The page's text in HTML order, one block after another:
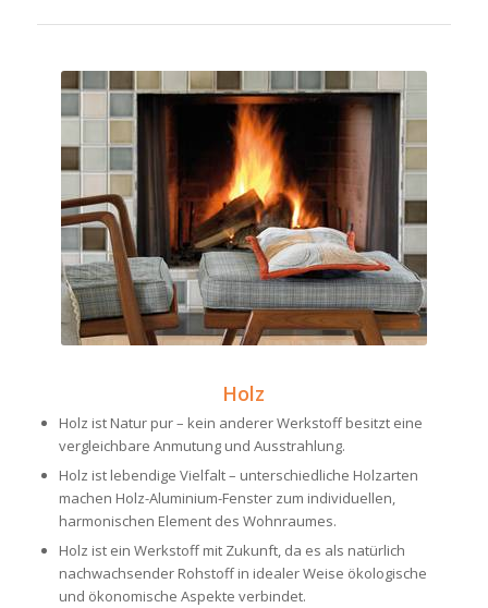
Holz
Holz ist Natur pur – kein anderer Werkstoff besitzt eine
vergleichbare Anmutung und Ausstrahlung.
Holz ist lebendige Vielfalt – unterschiedliche Holzarten
machen Holz-Aluminium-Fenster zum individuellen,
harmonischen Element des Wohnraumes.
Holz ist ein Werkstoff mit Zukunft, da es als natürlich
nachwachsender Rohstoff in idealer Weise ökologische
und ökonomische Aspekte verbindet.